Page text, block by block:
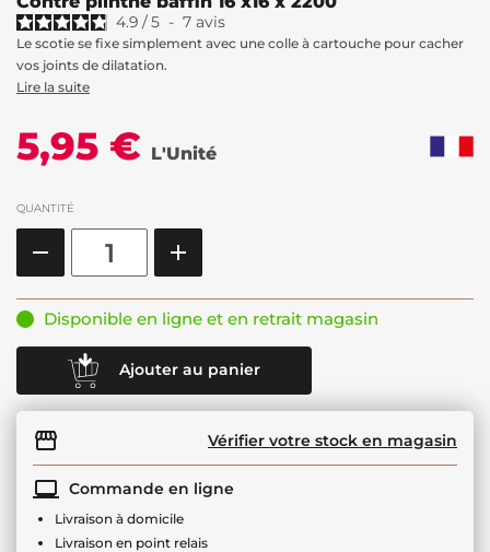
4.9 /5 - 7 avis
Le scotie se fixe simplement avec une colle à cartouche pour cacher
vos joints de dilatation.
Lire la suite
5,95 € L'Unité
QUANTITÉ
Disponible en ligne et en retrait magasin
Ajouter au panier
Vérifier votre stock en magasin
Commande en ligne
Livraison à domicile
Livraison en point relais